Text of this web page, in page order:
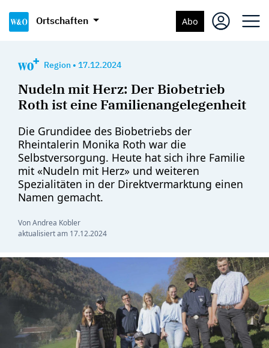
Ortschaften Abo
Region • 17.12.2024
Nudeln mit Herz: Der Biobetrieb
Roth ist eine Familienangelegenheit
Die Grundidee des Biobetriebs der
Rheintalerin Monika Roth war die
Selbstversorgung. Heute hat sich ihre Familie
mit «Nudeln mit Herz» und weiteren
Spezialitäten in der Direktvermarktung einen
Namen gemacht.
Von Andrea Kobler
aktualisiert am 17.12.2024